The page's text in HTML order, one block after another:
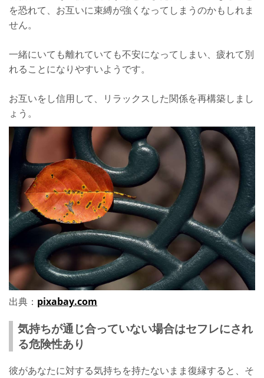
を恐れて、お互いに束縛が強くなってしまうのかもしれま
せん。
一緒にいても離れていても不安になってしまい、疲れて別
れることになりやすいようです。
お互いをし信用して、リラックスした関係を再構築しまし
ょう。
出典： pixabay.com
気持ちが通じ合っていない場合はセフレにされ
る危険性あり
彼があなたに対する気持ちを持たないまま復縁すると、そ